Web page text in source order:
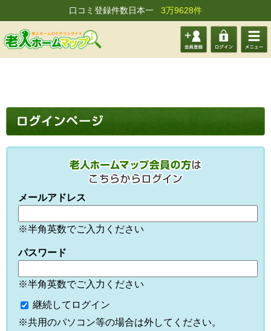
口コミ登録件数日本一 3万9628件
会員登 ログイ メニュ
メールアドレス
※半角英数でご入力ください
パスワード
※半角英数でご入力ください
継続してログイン
※共用のパソコン等の場合は外してください。